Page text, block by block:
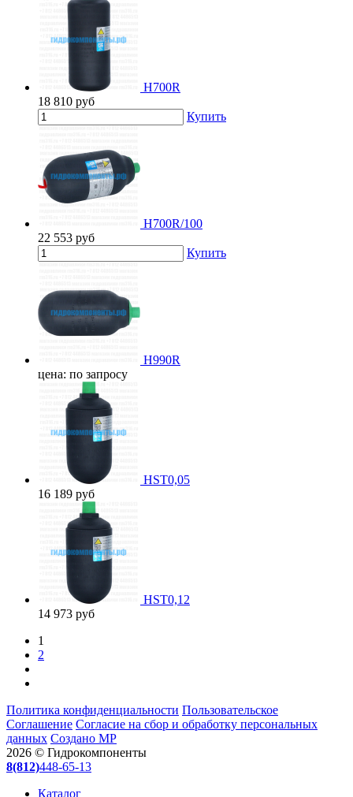
H700R
18 810 руб
Купить
H700R/100
22 553 руб
Купить
H990R
цена: по запросу
HST0,05
16 189 руб
HST0,12
14 973 руб
1
2
Политика конфиденциальности Пользовательское
Соглашение Согласие на сбор и обработку персональных
данных Создано МР
2026 © Гидрокомпоненты
8(812)448-65-13
Каталог